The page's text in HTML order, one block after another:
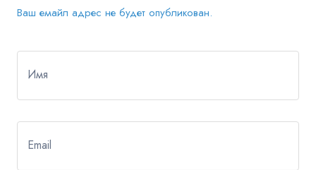
Ваш емайл адрес не будет опубликован.
Имя
Email